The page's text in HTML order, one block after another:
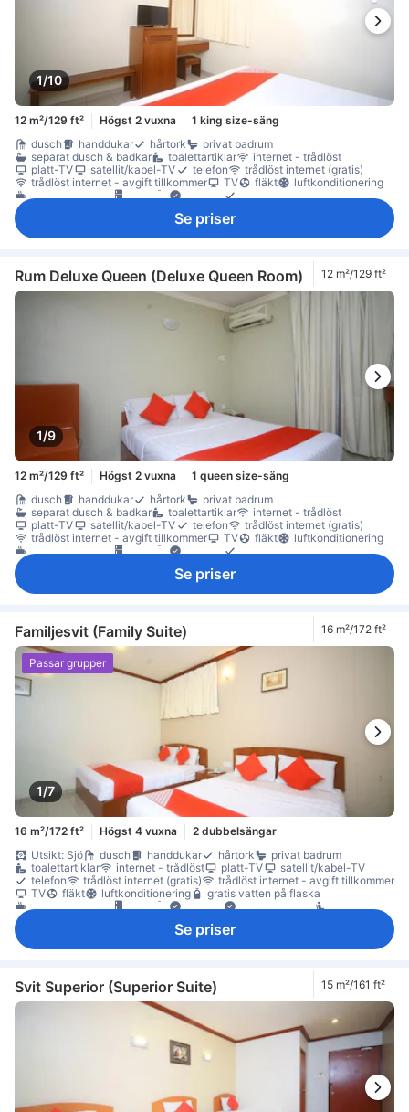
1/10
12 m²/129 ft² Högst 2 vuxna
1 king size-säng
dusch
handdukar hårtork
privat badrum
separat dusch & badkar
toalettartiklar
internet - trådlöst
platt-TV
satellit/kabel-TV telefon
trådlöst internet (gratis)
trådlöst internet - avgift tillkommer
TV fläkt
luftkonditionering
kylskåp
Se priser
Rum Deluxe Queen (Deluxe Queen Room) 12 m²/129 ft²
1/9
12 m²/129 ft² Högst 2 vuxna
1 queen size-säng
dusch
handdukar hårtork
privat badrum
separat dusch & badkar
toalettartiklar
internet - trådlöst
platt-TV
satellit/kabel-TV telefon
trådlöst internet (gratis)
trådlöst internet - avgift tillkommer
TV fläkt
luftkonditionering
kylskåp
Se priser
Familjesvit (Family Suite) 16 m²/172 ft²
1/7
Passar grupper
16 m²/172 ft² Högst 4 vuxna
2 dubbelsängar
Utsikt: Sjö
dusch handdukar hårtork
privat badrum
toalettartiklar
internet - trådlöst platt-TV
satellit/kabel-TV
telefon
trådlöst internet (gratis)
trådlöst internet - avgift tillkommer
TV
fläkt luftkonditionering
gratis vatten på flaska
kylskåp
Rökpolicy - rökfria rum tillgängligaSe priser
Svit Superior (Superior Suite) 15 m²/161 ft²